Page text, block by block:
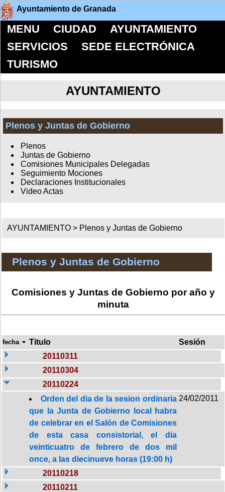
Ayuntamiento de Granada
MENU CIUDAD
AYUNTAMIENTO
SERVICIOS
SEDE ELECTRÓNICA
TURISMO
AYUNTAMIENTO
Plenos y Juntas de Gobierno
Plenos
Juntas de Gobierno
Comisiones Municipales Delegadas
Seguimiento Mociones
Declaraciones Institucionales
Video Actas
AYUNTAMIENTO > Plenos y Juntas de Gobierno
Plenos y Juntas de Gobierno
Comisiones y Juntas de Gobierno por año y
minuta
fecha Titulo
Sesión
20110311
20110304
20110224
Orden del dia de la sesion ordinaria
que la Junta de Gobierno local habra
de celebrar en el Salón de Comisiones
de esta casa consistorial, el dia
veinticuatro de febrero de dos mil
once, a las diecinueve horas (19:00 h)
24/02/2011
20110218
20110211